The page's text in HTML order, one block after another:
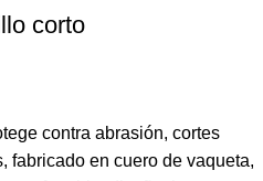
corto
contra abrasión, cortes
fabricado en cuero de vaqueta,